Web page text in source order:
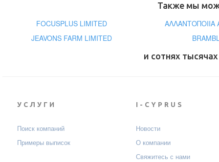
Также мы
FOCUSPLUS LIMITED
ΑΛΛΑΝΤΟΠΟΙΙΑ
JEAVONS FARM LIMITED
и сотнях
УСЛУГИ
Поиск компаний
Примеры выписок
I-CYPRUS
Новости
О компании
Свяжитесь с нами